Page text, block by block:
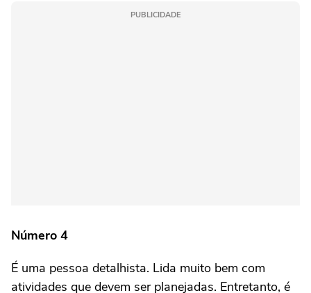
PUBLICIDADE
Número 4
É uma pessoa detalhista. Lida muito bem com
atividades que devem ser planejadas. Entretanto, é